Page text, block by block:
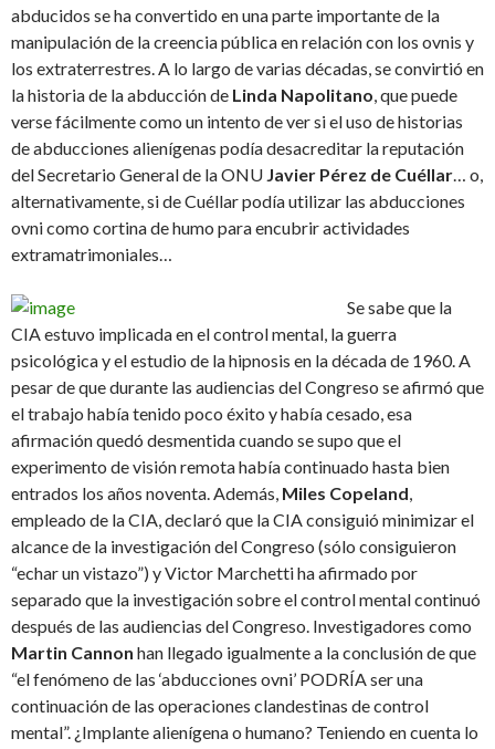
abducidos se ha convertido en una parte importante de la
manipulación de la creencia pública en relación con los ovnis y
los extraterrestres. A lo largo de varias décadas, se convirtió en
la historia de la abducción de Linda Napolitano, que puede
verse fácilmente como un intento de ver si el uso de historias
de abducciones alienígenas podía desacreditar la reputación
del Secretario General de la ONU Javier Pérez de Cuéllar… o,
alternativamente, si de Cuéllar podía utilizar las abducciones
ovni como cortina de humo para encubrir actividades
extramatrimoniales…
Se sabe que la
CIA estuvo implicada en el control mental, la guerra
psicológica y el estudio de la hipnosis en la década de 1960. A
pesar de que durante las audiencias del Congreso se afirmó que
el trabajo había tenido poco éxito y había cesado, esa
afirmación quedó desmentida cuando se supo que el
experimento de visión remota había continuado hasta bien
entrados los años noventa. Además, Miles Copeland,
empleado de la CIA, declaró que la CIA consiguió minimizar el
alcance de la investigación del Congreso (sólo consiguieron
“echar un vistazo”) y Victor Marchetti ha afirmado por
separado que la investigación sobre el control mental continuó
después de las audiencias del Congreso. Investigadores como
Martin Cannon han llegado igualmente a la conclusión de que
“el fenómeno de las ‘abducciones ovni’ PODRÍA ser una
continuación de las operaciones clandestinas de control
mental”. ¿Implante alienígena o humano? Teniendo en cuenta lo